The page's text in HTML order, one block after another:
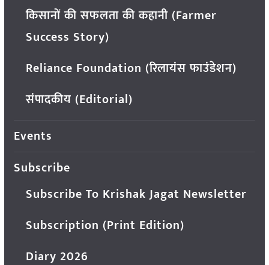
किसानों की सफलता की कहानी (Farmer
Success Story)
Reliance Foundation (रिलायंस फाउंडेशन)
संपादकीय (Editorial)
Events
Subscribe
Subscribe To Krishak Jagat Newsletter
Subscription (Print Edition)
Diary 2026